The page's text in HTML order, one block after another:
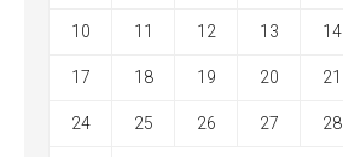
10 11 12 13 14
17 18 19 20 21
24 25 26 27 28